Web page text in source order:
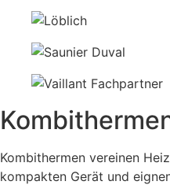
Kombithermen vereinen
kompakten Gerät und